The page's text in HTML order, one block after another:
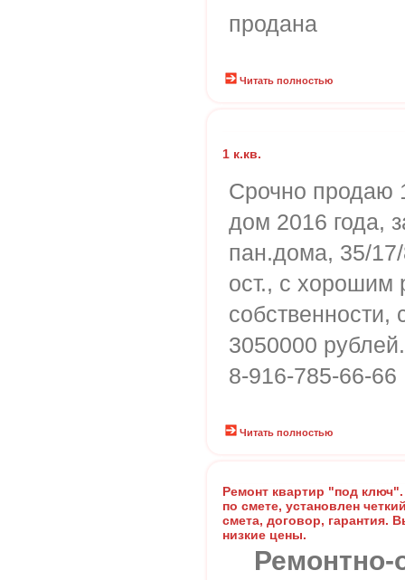
продана
Читать полностью
1 к.кв.
Срочно продаю
дом 2016 года,
пан.дома, 35/
ост., с хорошим
собственности,
3050000 рублей.
8-916-785-66-66
Читать полностью
Ремонт квартир "под
по смете, установлен
смета, договор, гарантия.
низкие цены.